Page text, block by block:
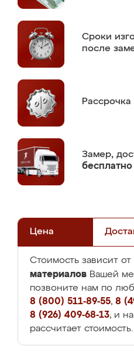
Сроки
после
Рассрочка
Замер,
бесплатно
Цена
Стоимость зависит от
материалов Вашей
позвоните нам по
8 (800) 511-89-55, 8
8 (926) 409-68-13, и
рассчитает стоимость.